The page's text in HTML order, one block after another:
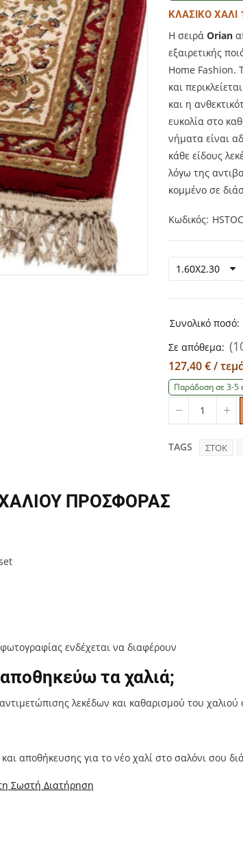
ΚΛΑΣΙΚΟ ΧΑΛΙ
Η σειρά Orian
εξαιρετικής
Home Fashion.
και
και η
ευκολία στο
νήματα είναι
κάθε είδους
λόγω της
κομμένο σε
Κωδικός
Συνολικό ποσό:
Σε απόθεμα:
127,40 € /
Παράδοση σε 3-5
Quantity
TAGS ΣΤΟΚ
ΠΡΟΣΦΟΡΑΣ
ενδέχεται να διαφέρουν
τα χαλιά;
λεκέδων και καθαρισμού του
αποθήκευσης για το νέο χαλί στο σαλόνι σου
Σωστή Διατήρηση